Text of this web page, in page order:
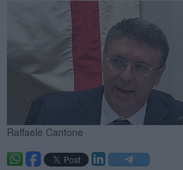
Raffaele Cantone